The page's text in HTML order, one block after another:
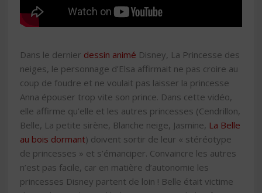
Dans le dernier dessin animé Disney, La Princesse des
neiges, le personnage d’Elsa affirmait ne pas croire au
coup de foudre et ne voulait pas laisser la princesse
Anna épouser trop vite son prince. Dans cette vidéo,
elle affirme qu’elle et les autres princesses (Cendrillon,
Belle, La petite sirène, Blanche neige, Jasmine, La Belle
au bois dormant) doivent sortir de leur « stéréotype
de princesses » et s’émanciper. Convaincre les autres
n’est pas facile, car en matière d’autonomie les
princesses Disney partent de loin ! Belle était victime